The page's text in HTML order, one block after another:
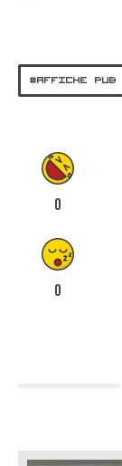
AFFICHE PUB
0
0